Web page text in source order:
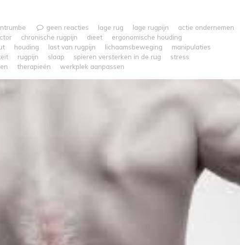
geen reacties lage rug lage rugpijn
actie ondernemen
chronische rugpijn dieet
ergonomische houding
houding last van rugpijn lichaamsbeweging
manipulaties
rugpijn slaap spieren versterken in de rug
stress
therapieën werkplek aanpassen